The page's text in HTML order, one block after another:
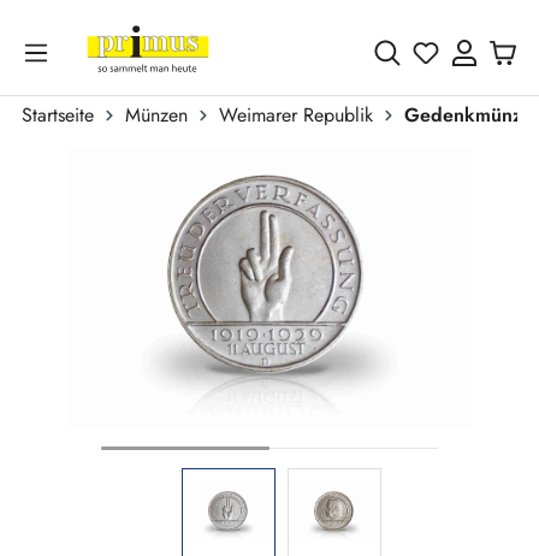
Zum Hauptinhalt springen
Du hast 0
Startseite Münzen Weimarer Republik